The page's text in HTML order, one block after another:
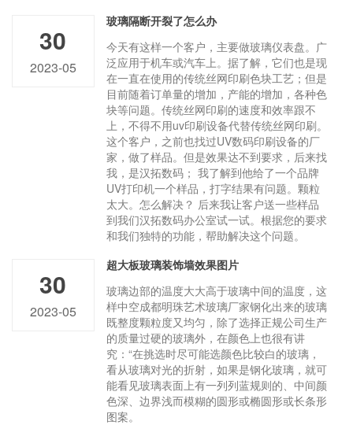
30
2023-05
玻璃隔断开裂了怎么办
今天有这样一个客户，主要做玻璃仪表盘。广
泛应用于机车或汽车上。据了解，它们也是现
在一直在使用的传统丝网印刷色块工艺；但是
目前随着订单量的增加，产能的增加，各种色
块等问题。传统丝网印刷的速度和效率跟不
上，不得不用uv印刷设备代替传统丝网印刷。
这个客户，之前也找过UV数码印刷设备的厂
家，做了样品。但是效果达不到要求，后来找
我，是汉拓数码； 我了解到他给了一个品牌
UV打印机一个样品，打字结果有问题。颗粒
太大。怎么解决？ 后来我让客户送一些样品
到我们汉拓数码办公室试一试。根据您的要求
和我们独特的功能，帮助解决这个问题。
30
2023-05
超大板玻璃装饰墙效果图片
玻璃边部的温度大大高于玻璃中间的温度，这
样中空成都明珠艺术玻璃厂家钢化出来的玻璃
既整度颗粒度又均匀，除了选择正规公司生产
的质量过硬的玻璃外，在颜色上也很有讲
究：“在挑选时尽可能选颜色比较白的玻璃，
看从玻璃对光的折射，如果是钢化玻璃，就可
能看见玻璃表面上有一列列蓝规则的、中间颜
色深、边界浅而模糊的圆形或椭圆形或长条形
图案。